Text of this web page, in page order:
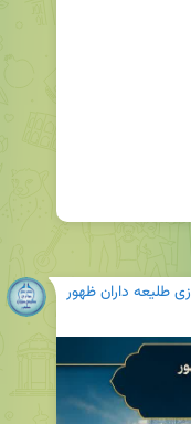
طلیعه داران ظهور